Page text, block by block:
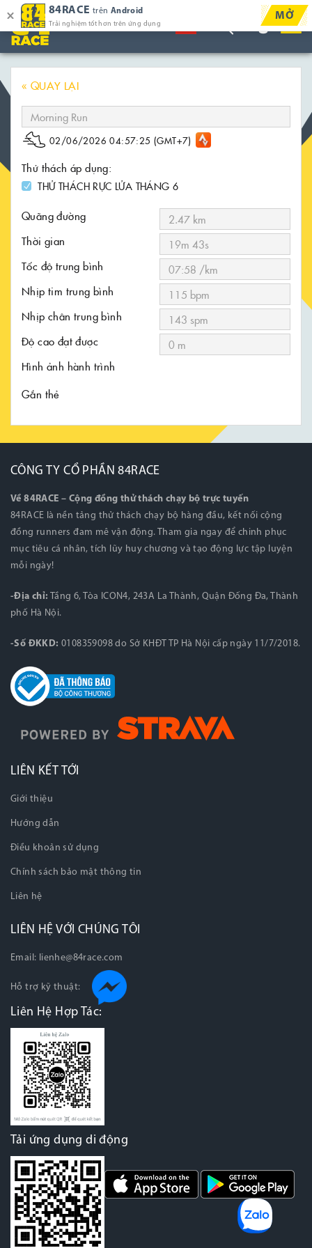
« QUAY LẠI
02/06/2026 04:57:25 (GMT+7)
Thử thách áp dụng:
THỬ THÁCH RỰC LỬA THÁNG 6
Quãng đường
Thời gian
Tốc độ trung bình
Nhịp tim trung bình
Nhịp chân trung bình
Độ cao đạt được
Hình ảnh hành trình
Gắn thẻ
CÔNG TY CỔ PHẦN 84RACE
Về 84RACE – Cộng đồng thử thách chạy bộ trực tuyến
84RACE là nền tảng thử thách chạy bộ hàng đầu, kết nối cộng
đồng runners đam mê vận động. Tham gia ngay để chinh phục
mục tiêu cá nhân, tích lũy huy chương và tạo động lực tập luyện
mỗi ngày!
-Địa chỉ: Tầng 6, Tòa ICON4, 243A La Thành, Quận Đống Đa, Thành
phố Hà Nội.
-Số ĐKKD: 0108359098 do Sở KHĐT TP Hà Nội cấp ngày 11/7/2018.
LIÊN KẾT TỚI
Giới thiệu
Hướng dẫn
Điều khoản sử dụng
Chính sách bảo mật thông tin
Liên hệ
LIÊN HỆ VỚI CHÚNG TÔI
Email: lienhe@84race.com
Hỗ trợ kỹ thuật:
Liên Hệ Hợp Tác:
Tải ứng dụng di động
84RACE trên Android
Trải nghiệm tốt hơn trên ứng dụng
MỞ